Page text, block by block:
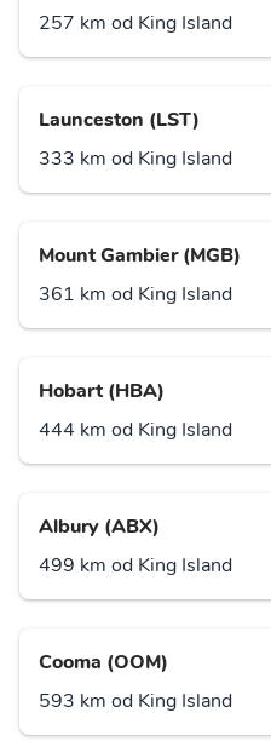
257 km od King Island
Launceston (LST)
333 km od King Island
Mount Gambier (MGB)
361 km od King Island
Hobart (HBA)
444 km od King Island
Albury (ABX)
499 km od King Island
Cooma (OOM)
593 km od King Island